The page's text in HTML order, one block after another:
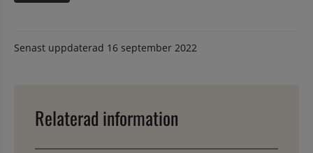
Senast uppdaterad 16 september 2022
Relaterad information